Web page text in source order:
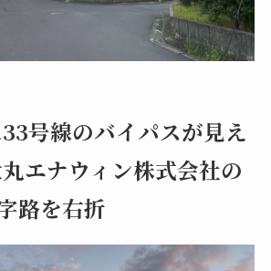
号線のバイパスが見え
エナウィン株式会社の
路を右折